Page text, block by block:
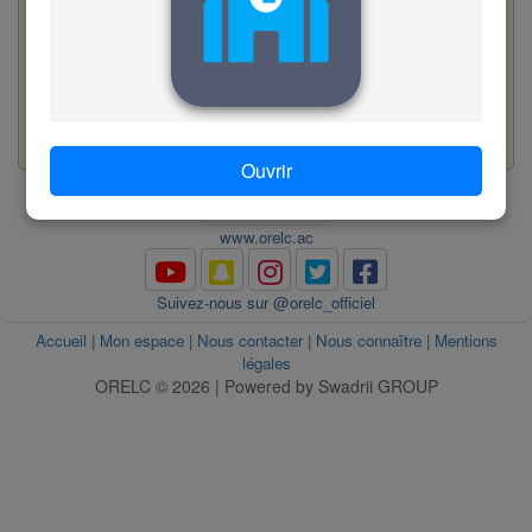
Ouvrir
Valider
56 www.orelc.ac
www.orelc.ac
Suivez-nous sur @orelc_officiel
Accueil | Mon espace| Nous contacter| Nous connaître| Mentions
légales
ORELC © 2026 | Powered by Swadrii GROUP